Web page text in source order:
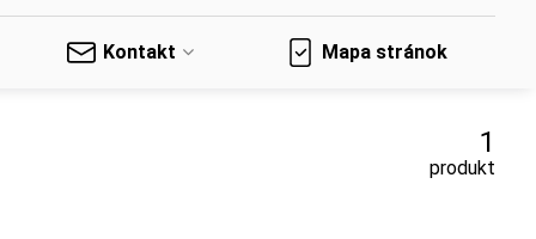
Kontakt Mapa stránok
1
produkt